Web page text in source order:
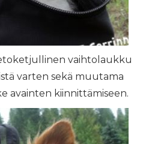
vaihtolaukku
varten sekä muutama
avainten kiinnittämiseen.